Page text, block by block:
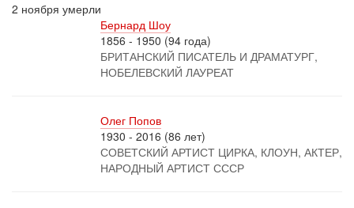
2 ноября умерли
Бернард Шоу
1856 - 1950 (94 года)
БРИТАНСКИЙ ПИСАТЕЛЬ И ДРАМАТУРГ,
НОБЕЛЕВСКИЙ ЛАУРЕАТ
Олег Попов
1930 - 2016 (86 лет)
СОВЕТСКИЙ АРТИСТ ЦИРКА, КЛОУН, АКТЕР,
НАРОДНЫЙ АРТИСТ СССР